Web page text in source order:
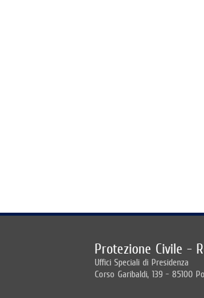
Protezione Civile -
Uffici Speciali di Presidenza
Corso Garibaldi, 139 - 85100